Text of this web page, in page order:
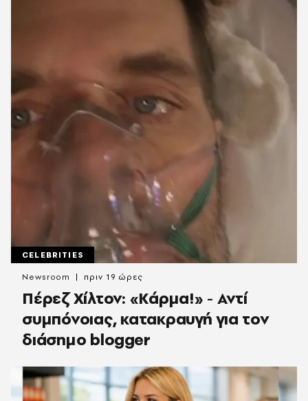
CELEBRITIES
Πέρεζ Χίλτον: «Κάρμα!» - Αντί
συμπόνοιας, κατακραυγή για τον
διάσημο blogger
Newsroom πριν 19 ώρες